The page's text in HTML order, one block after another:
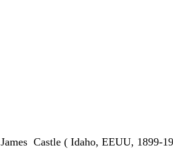
James  Castle ( Idaho, EEUU, 1899-